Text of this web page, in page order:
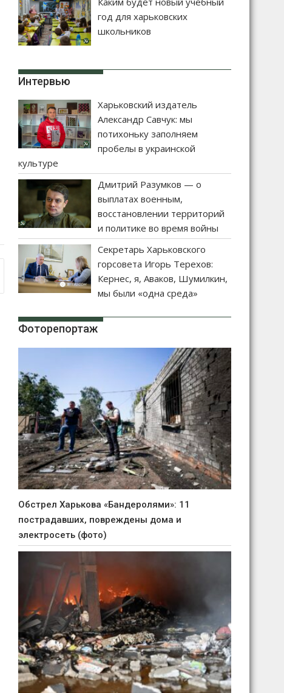
год для харьковских
школьников
Интервью
Харьковский издатель
Александр Савчук: мы
потихоньку заполняем
пробелы в украинской
культуре
Дмитрий Разумков — о
выплатах военным,
восстановлении территорий
и политике во время войны
Секретарь Харьковского
горсовета Игорь Терехов:
Кернес, я, Аваков, Шумилкин,
мы были «одна среда»
Фоторепортаж
Обстрел Харькова «Бандеролями»: 11
пострадавших, повреждены дома и
электросеть (фото)